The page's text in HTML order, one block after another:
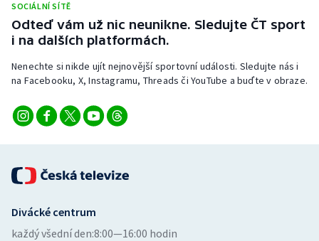
Triatlon
Veslování
Volejbal
SOCIÁLNÍ SÍTĚ
Odteď vám už nic neunikne. Sledujte ČT sport
i na dalších platformách.
Nenechte si nikde ujít nejnovější sportovní události. Sledujte nás i
na Facebooku, X, Instagramu, Threads či YouTube a buďte v obraze.
Divácké centrum
každý všední den:8:00—16:00 hodin